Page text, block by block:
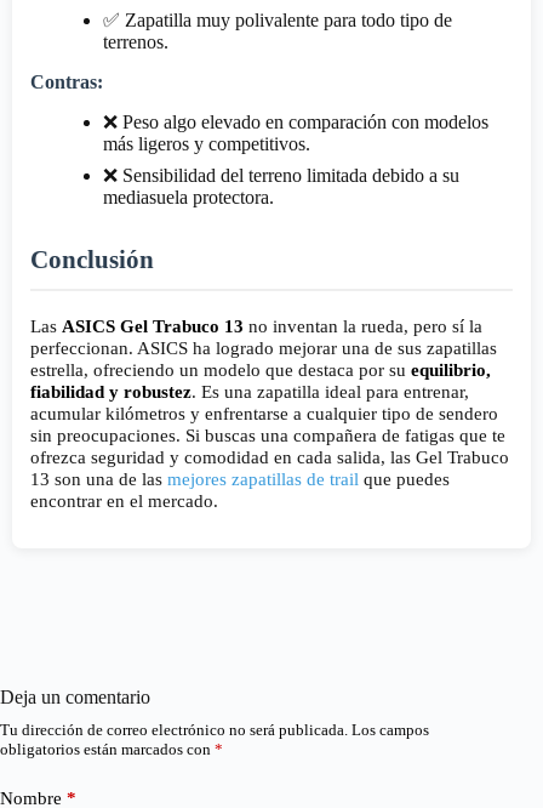
✅ Zapatilla muy polivalente para todo tipo de
terrenos.
Contras:
❌ Peso algo elevado en comparación con modelos
más ligeros y competitivos.
❌ Sensibilidad del terreno limitada debido a su
mediasuela protectora.
Conclusión
Las ASICS Gel Trabuco 13 no inventan la rueda, pero sí la
perfeccionan. ASICS ha logrado mejorar una de sus zapatillas
estrella, ofreciendo un modelo que destaca por su equilibrio,
fiabilidad y robustez. Es una zapatilla ideal para entrenar,
acumular kilómetros y enfrentarse a cualquier tipo de sendero
sin preocupaciones. Si buscas una compañera de fatigas que te
ofrezca seguridad y comodidad en cada salida, las Gel Trabuco
13 son una de las mejores zapatillas de trail que puedes
encontrar en el mercado.
Deja un comentario
Tu dirección de correo electrónico no será publicada. Los campos
obligatorios están marcados con *
Nombre *